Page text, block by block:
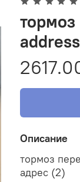
Описание
тормоз
адрес (2)